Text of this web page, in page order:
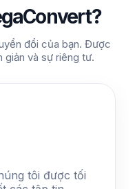
đổi của bạn. Được
và sự riêng tư.
tôi được tối